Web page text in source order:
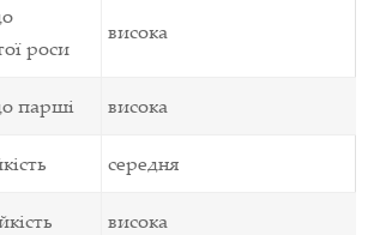
роси
висока
парші висока
середня
висока